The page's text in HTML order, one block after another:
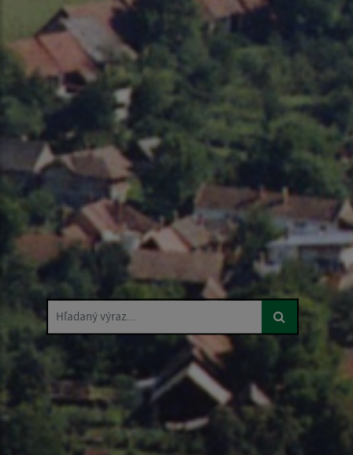
Hľadaný výraz...